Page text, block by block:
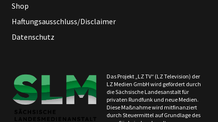
Shop
Haftungsausschluss/Disclaimer
Datenschutz
Das Projekt „LZ TV“ (LZ Television) der
LZ Medien GmbH wird gefördert durch
die Sächsische Landesanstalt für
privaten Rundfunk und neue Medien.
Diese Maßnahme wird mitfinanziert
durch Steuermittel auf Grundlage des